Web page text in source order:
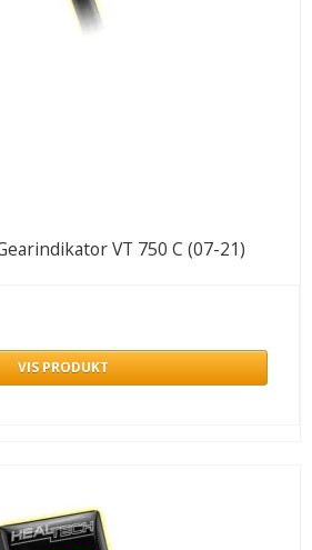
VT 750 C (07-21)
VIS PRODUKT